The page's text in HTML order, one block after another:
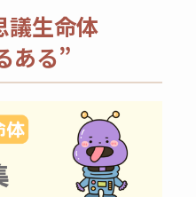
議生命体
ある”